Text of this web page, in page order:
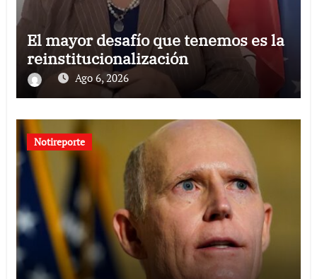
El mayor desafío que tenemos es la
reinstitucionalización
Ago 6, 2026
Notireporte